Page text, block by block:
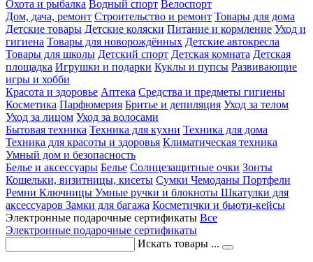
Охота и рыбалка Водный спорт Велоспорт
Дом, дача, ремонт Строительство и ремонт Товары для дома
Детские товары Детские коляски Питание и кормление Уход и
гигиена Товары для новорождённых Детские автокресла
Товары для школы Детский спорт Детская комната Детская
площадка Игрушки и подарки Куклы и пупсы Развивающие
игры и хобби
Красота и здоровье Аптека Средства и предметы гигиены
Косметика Парфюмерия Бритье и депиляция Уход за телом
Уход за лицом Уход за волосами
Бытовая техника Техника для кухни Техника для дома
Техника для красоты и здоровья Климатическая техника
Умный дом и безопасность
Белье и аксессуары Белье Солнцезащитные очки Зонты
Кошельки, визитницы, кисеты Сумки Чемоданы Портфели
Ремни Ключницы Умные ручки и блокноты Шкатулки для
аксессуаров Замки для багажа Косметички и бьюти-кейсы
Электронные подарочные сертификаты Все
Электронные подарочные сертификаты
Искать товары ...